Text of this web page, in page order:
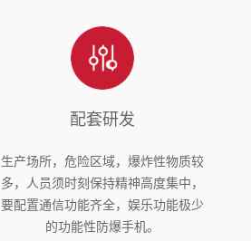
配套研发
生产场所，危险区域，爆炸性物质较
多，人员须时刻保持精神高度集中，
要配置通信功能齐全，娱乐功能极少
的功能性防爆手机。